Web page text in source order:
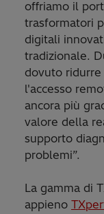
offriamo il
trasformatori
digitali
tradizionale.
dovuto ridurre
l'accesso
ancora più
valore della
supporto
problemi”.
La gamma di
appieno